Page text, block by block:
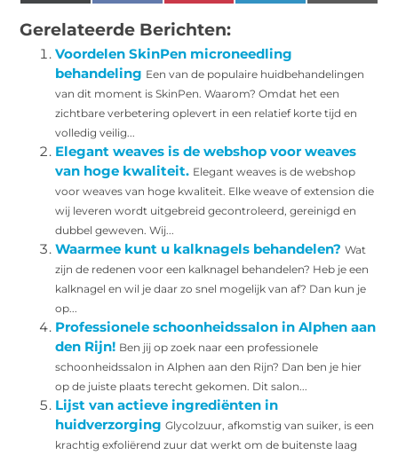
(Twitter)
Gerelateerde Berichten:
Voordelen SkinPen microneedling
behandeling Een van de populaire huidbehandelingen
van dit moment is SkinPen. Waarom? Omdat het een
zichtbare verbetering oplevert in een relatief korte tijd en
volledig veilig...
Elegant weaves is de webshop voor weaves
van hoge kwaliteit. Elegant weaves is de webshop
voor weaves van hoge kwaliteit. Elke weave of extension die
wij leveren wordt uitgebreid gecontroleerd, gereinigd en
dubbel geweven. Wij...
Waarmee kunt u kalknagels behandelen? Wat
zijn de redenen voor een kalknagel behandelen? Heb je een
kalknagel en wil je daar zo snel mogelijk van af? Dan kun je
op...
Professionele schoonheidssalon in Alphen aan
den Rijn! Ben jij op zoek naar een professionele
schoonheidssalon in Alphen aan den Rijn? Dan ben je hier
op de juiste plaats terecht gekomen. Dit salon...
Lijst van actieve ingrediënten in
huidverzorging Glycolzuur, afkomstig van suiker, is een
krachtig exfoliërend zuur dat werkt om de buitenste laag